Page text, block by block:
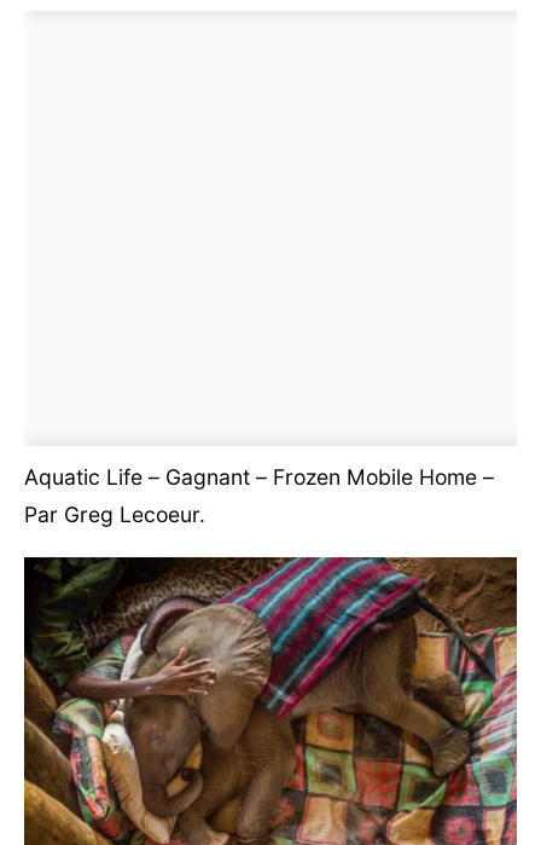
Aquatic Life – Gagnant – Frozen Mobile Home –
Par Greg Lecoeur.